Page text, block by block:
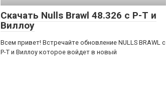
Скачать Nulls Brawl 48.326 с Р-Т и
Виллоу
Всем привет! Встречайте обновление NULLS BRAWL с
Р-Т и Виллоу которое войдет в новый